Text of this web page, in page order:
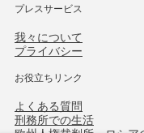
プレスサービス
我々について
プライバシー
お役立ちリンク
よくある質問
刑務所での生活